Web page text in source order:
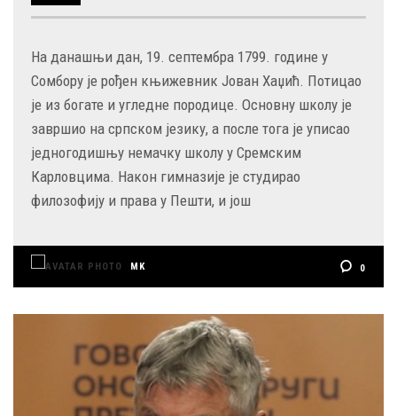
На данашњи дан, 19. септембра 1799. године у
Сомбору је рођен књижевник Јован Хаџић. Потицао
је из богате и угледне породице. Основну школу је
завршио на српском језику, а после тога је уписао
једногодишњу немачку школу у Сремским
Карловцима. Након гимназије је студирао
филозофију и права у Пешти, и још
MK 0